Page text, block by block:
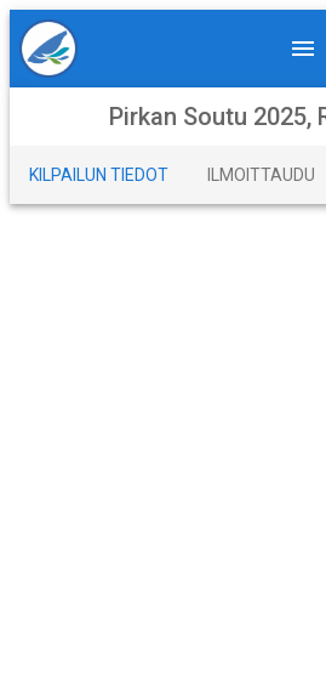
Pirkan Soutu 2025,
KILPAILUN TIEDOT ILMOITTAUDU